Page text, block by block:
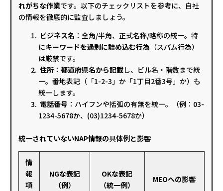
れがちな作業です。以下のチェックリストを参考に、自社
の情報を徹底的に監査しましょう。
ビジネス名 ：全角/半角、正式名称/略称の統一。特
にキーワードを過剰に詰め込む行為 （スパム行為）
は厳禁です。
住所： 都道府県名から記載し、ビル名・階数まで統
一。番地表記（「1-2-3」か「1丁目2番3号」か）も
統一します。
電話番号 ：ハイフンや括弧の有無を統一。（例：03-
1234-5678か、(03)1234-5678か）
統一されていないNAP情報の具体例と影響
情
報
項
NGな表記
（例）
OKな表記
（統一例）
MEOへの影響